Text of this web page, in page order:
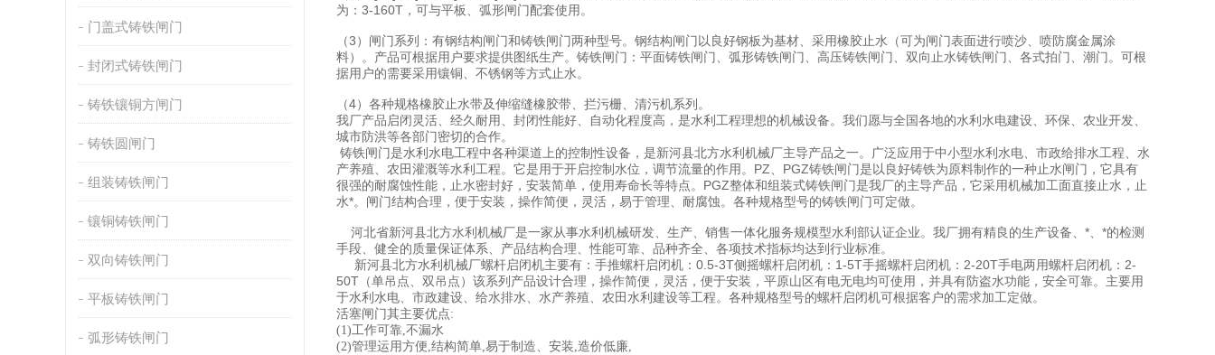
门盖式铸铁闸门
封闭式铸铁闸门
铸铁镶铜方闸门
铸铁圆闸门
组装铸铁闸门
镶铜铸铁闸门
双向铸铁闸门
平板铸铁闸门
弧形铸铁闸门
为：3-160T，可与平板、弧形闸门配套使用。
（3）闸门系列：有钢结构闸门和铸铁闸门两种型号。钢结构闸门以良好钢板为基材、采用橡胶止水（可为闸门表面进行喷沙、喷防腐金属涂
料）。产品可根据用户要求提供图纸生产。铸铁闸门：平面铸铁闸门、弧形铸铁闸门、高压铸铁闸门、双向止水铸铁闸门、各式拍门、潮门。可根
据用户的需要采用镶铜、不锈钢等方式止水。
（4）各种规格橡胶止水带及伸缩缝橡胶带、拦污栅、清污机系列。
我厂产品启闭灵活、经久耐用、封闭性能好、自动化程度高，是水利工程理想的机械设备。我们愿与全国各地的水利水电建设、环保、农业开发、
城市防洪等各部门密切的合作。
铸铁闸门是水利水电工程中各种渠道上的控制性设备，是新河县北方水利机械厂主导产品之一。广泛应用于中小型水利水电、市政给排水工程、水
产养殖、农田灌溉等水利工程。它是用于开启控制水位，调节流量的作用。PZ、PGZ铸铁闸门是以良好铸铁为原料制作的一种止水闸门，它具有
很强的耐腐蚀性能，止水密封好，安装简单，使用寿命长等特点。PGZ整体和组装式铸铁闸门是我厂的主导产品，它采用机械加工面直接止水，止
水*。闸门结构合理，便于安装，操作简便，灵活，易于管理、耐腐蚀。各种规格型号的铸铁闸门可定做。
河北省新河县北方水利机械厂是一家从事水利机械研发、生产、销售一体化服务规模型水利部认证企业。我厂拥有精良的生产设备、*、*的检测
手段、健全的质量保证体系、产品结构合理、性能可靠、品种齐全、各项技术指标均达到行业标准。
新河县北方水利机械厂螺杆启闭机主要有：手推螺杆启闭机：0.5-3T侧摇螺杆启闭机：1-5T手摇螺杆启闭机：2-20T手电两用螺杆启闭机：2-
50T（单吊点、双吊点）该系列产品设计合理，操作简便，灵活，便于安装，平原山区有电无电均可使用，并具有防盗水功能，安全可靠。主要用
于水利水电、市政建设、给水排水、水产养殖、农田水利建设等工程。各种规格型号的螺杆启闭机可根据客户的需求加工定做。
活塞闸门其主要优点:
(1)工作可靠,不漏水
(2)管理运用方便,结构简单,易于制造、安装,造价低廉,